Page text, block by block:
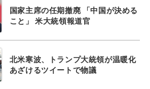
国家主席の任期撤廃 「中国が決める
こと」 米大統領報道官
北米寒波、トランプ大統領が温暖化
あざけるツイートで物議